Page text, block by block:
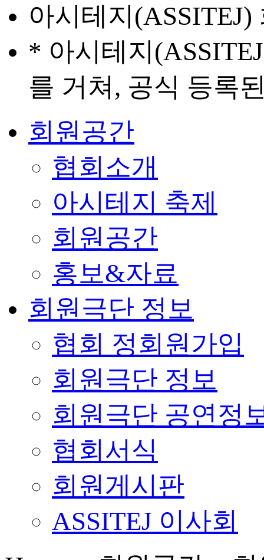
아시테지
* 아시테지
를 거쳐, 공식 등록
회원공간
협회소개
아시테지 축제
회원공간
홍보&자료
회원극단 정보
협회 정회원가입
회원극단 정보
회원극단 공연정
협회서식
회원게시판
ASSITEJ 이사회